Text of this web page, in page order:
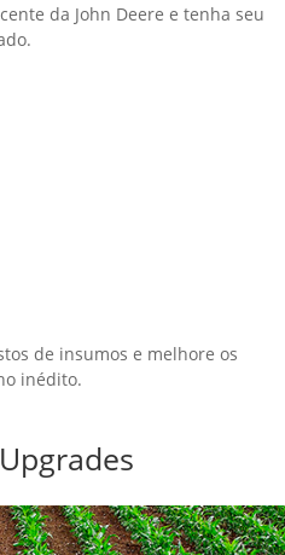
da John Deere e tenha seu
de insumos e melhore os
inédito.